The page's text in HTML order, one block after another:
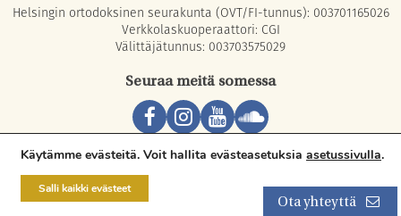
Helsingin ortodoksinen seurakunta (OVT/FI-tunnus): 003701165026
Verkkolaskuoperaattori: CGI
Välittäjätunnus: 003703575029
Seuraa meitä somessa
Copyright © 2026 Orthodox Parish of Helsinki. All rights reserved.
Ota yhteyttä
Käytämme evästeitä. Voit hallita evästeasetuksia asetussivulla.
Salli kaikki evästeet